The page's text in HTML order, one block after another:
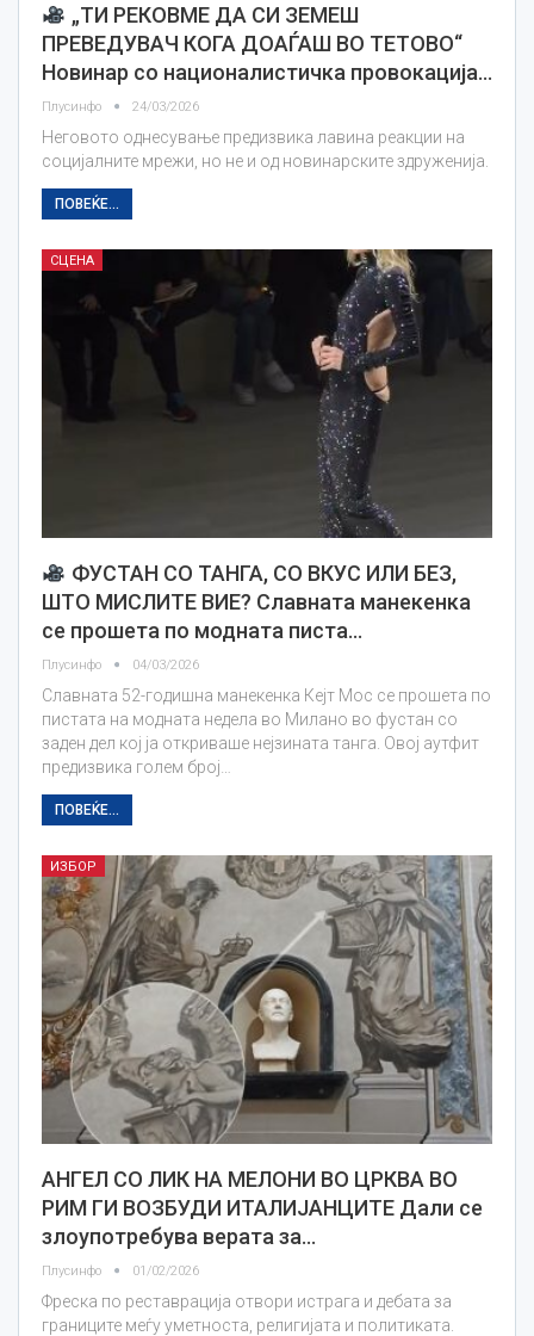
„ТИ РЕКОВМЕ ДА СИ ЗЕМЕШ
ПРЕВЕДУВАЧ КОГА ДОАЃАШ ВО ТЕТОВО“
Новинар со националистичка провокација…
Плусинфо 24/03/2026
Неговото однесување предизвика лавина реакции на
социјалните мрежи, но не и од новинарските здруженија.
ПОВЕЌЕ...
СЦЕНА
ФУСТАН СО ТАНГА, СО ВКУС ИЛИ БЕЗ,
ШТО МИСЛИТЕ ВИЕ? Славната манекенка
се прошета по модната писта…
Плусинфо 04/03/2026
Славната 52-годишна манекенка Кејт Мос се прошета по
пистата на модната недела во Милано во фустан со
заден дел кој ја откриваше нејзината танга. Овој аутфит
предизвика голем број…
ПОВЕЌЕ...
ИЗБОР
АНГЕЛ СО ЛИК НА МЕЛОНИ ВО ЦРКВА ВО
РИМ ГИ ВОЗБУДИ ИТАЛИЈАНЦИТЕ Дали се
злоупотребува верата за…
Плусинфо 01/02/2026
Фреска по реставрација отвори истрага и дебата за
границите меѓу уметноста, религијата и политиката.